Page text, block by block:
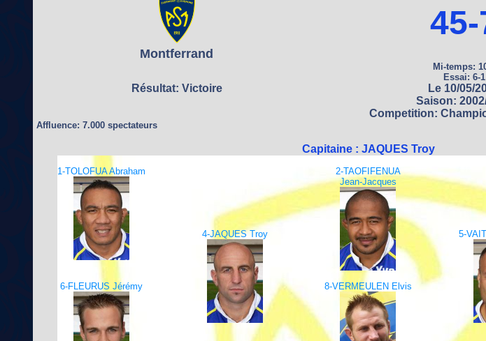
Montferrand
45-
Mi-temps:
Essai: 6-1
Résultat: Victoire Le 10/05/
Saison:
Competition:
Affluence: 7.000 spectateurs
Capitaine : JAQUES Troy
1-TOLOFUA Abraham
2-TAOFIFENUA
Jean-Jacques
4-JAQUES Troy 5-
6-FLEURUS Jérémy 8-VERMEULEN Elvis